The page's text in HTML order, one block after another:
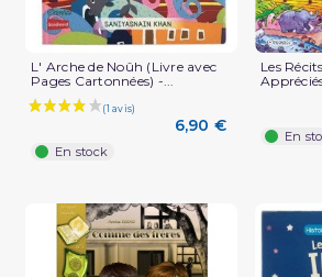
L' Arche de Noûh (Livre avec
Pages Cartonnées) -...
6,90 €
En stock
Les
En